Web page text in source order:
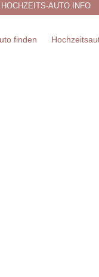
AUTO.INFO
finden